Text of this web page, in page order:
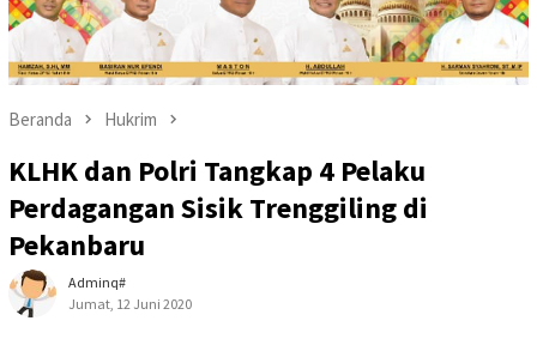
Beranda Hukrim
KLHK dan Polri Tangkap 4 Pelaku
Perdagangan Sisik Trenggiling di
Pekanbaru
Adminq#
Jumat, 12 Juni 2020